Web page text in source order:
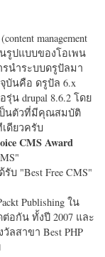
management
นรูปแบบของโอเพน
นำระบบดรูปัลมา
บันคือ ดรูปัล 6.x
น drupal 8.6.2 โดย
ป็นตัวที่มีคุณสมบัติ
เดียวครับ
CMS Award
รับ "Best Free CMS"
Publishing ใน
ต่อกัน ทั้งปี 2007 และ
ลสาขา Best PHP